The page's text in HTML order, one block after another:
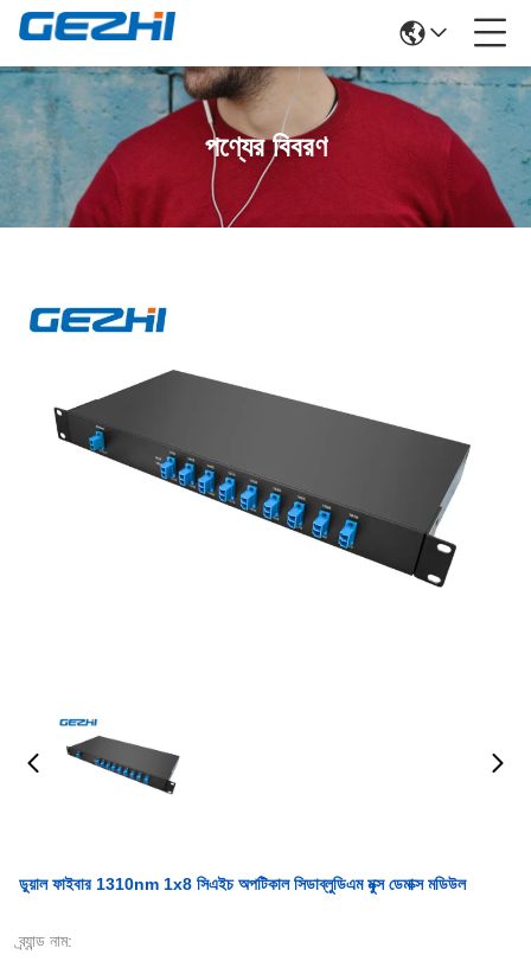
পণ্যের বিবরণ
ডুয়াল ফাইবার 1310nm 1x8 সিএইচ অপটিকাল সিডাব্লুডিএম মুক্স ডেমাক্স মডিউল
ব্র্যান্ড নাম: